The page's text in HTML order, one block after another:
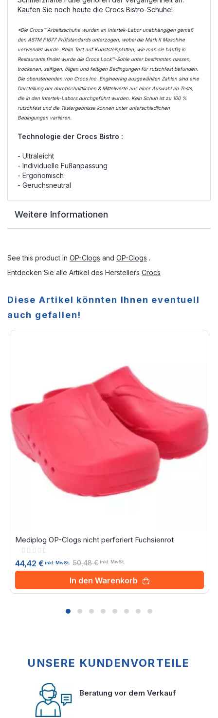
Kaufen Sie noch heute die Crocs Bistro-Schuhe!
*Die Crocs™ Arbeitsschuhe wurden im Intertek-Labor unabhängigen gemäß
den ASTM F1677 Prüfstandards unterzogen, wobei die Mark II Maschine
verwendet wurde. Beim Test auf Kunststeinplatten, wie man sie häufig in
Restaurants findet wurde die Crocs Lock™-Sohle unter bestimmten nassen,
trockenen, seifigen, öligen und fettigen Bedingungen für rutschfest befunden.
Die obenstehenden von Crocs Inc. Engineering ausgewählten Zahlen sind eine
Darstellung der durchschnittlichen & Mittelwerte aus einer Auswahl an Tests,
die in den Intertek-Labors durchgeführt wurden. Kein Schuh ist zu 100 %
rutschfest und die Testergebnisse können unter unterschiedlichen
Bedingungen variieren.
Technologie der Crocs Bistro :
- Ultraleicht
- Individuelle Fußanpassung
- Ergonomisch
- Geruchsneutral
Weitere Informationen
See this product in OP-Clogs and OP-Clogs .
Entdecken Sie alle Artikel des Herstellers Crocs
Diese Artikel könnten Ihnen eventuell
auch gefallen!
Mediplog OP-Clogs nicht perforiert Fuchsienrot
Rating:
44,42 € inkl. MwSt. 50,48 €inkl. MwSt.
In den Warenkorb
UNSERE KUNDENVORTEILE
Beratung vor dem Verkauf